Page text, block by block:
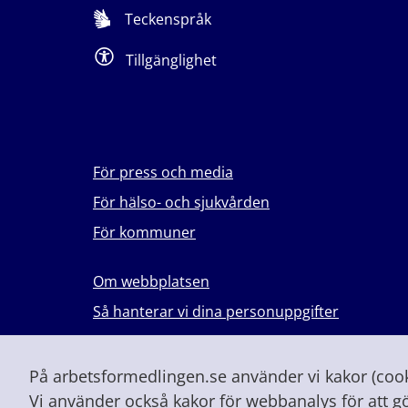
På arbetsformedlingen.se använder vi kakor
Vi använder också kakor för webbanalys för att
Teckenspråk
Tillgänglighet
För press och media
För hälso- och sjukvården
För kommuner
Om webbplatsen
Så hanterar vi dina personuppgifter
Lever du med våld i en nära relation?
Vid höjd beredskap och krig